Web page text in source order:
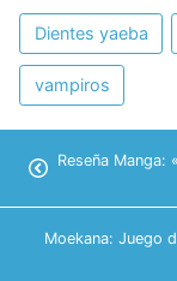
Dientes yaeba
vampiros
Reseña Manga:
Moekana: Juego